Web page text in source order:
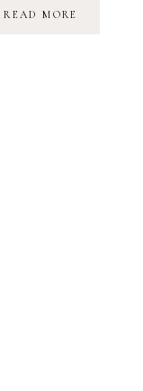
READ MORE